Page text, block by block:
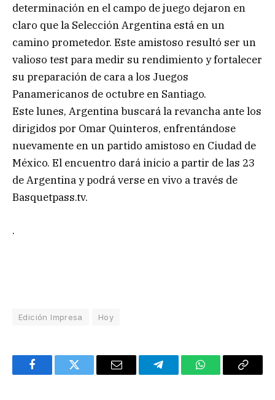
determinación en el campo de juego dejaron en
claro que la Selección Argentina está en un
camino prometedor. Este amistoso resultó ser un
valioso test para medir su rendimiento y fortalecer
su preparación de cara a los Juegos
Panamericanos de octubre en Santiago.
Este lunes, Argentina buscará la revancha ante los
dirigidos por Omar Quinteros, enfrentándose
nuevamente en un partido amistoso en Ciudad de
México. El encuentro dará inicio a partir de las 23
de Argentina y podrá verse en vivo a través de
Basquetpass.tv.
.
Edición Impresa Hoy
FacebookTwitter Email TelegramWhatsAppCopy